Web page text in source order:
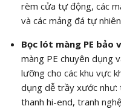
rèm cửa tự động, các
và các mảng đá tự
Bọc lót màng PE bảo
màng PE chuyên dụng
lưỡng cho các khu vực
dụng dễ trầy xước như:
thanh hi-end, tranh